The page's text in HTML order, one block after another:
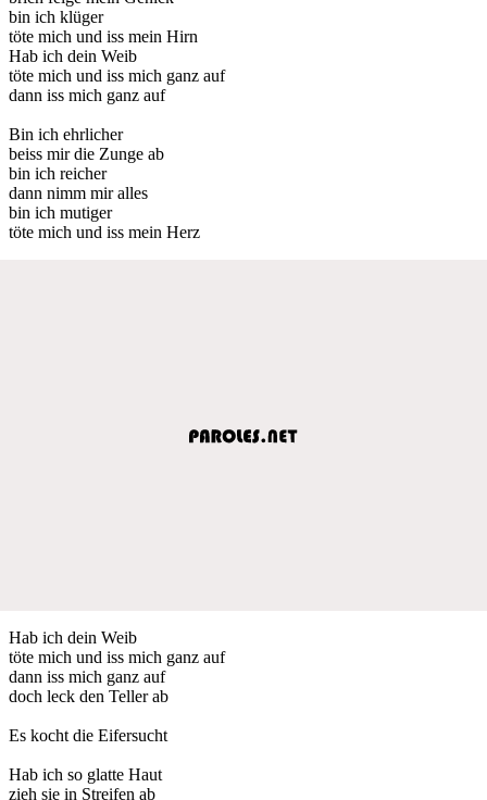
bin ich klüger
töte mich und iss mein Hirn
Hab ich dein Weib
töte mich und iss mich ganz auf
dann iss mich ganz auf
Bin ich ehrlicher
beiss mir die Zunge ab
bin ich reicher
dann nimm mir alles
bin ich mutiger
töte mich und iss mein Herz
Hab ich dein Weib
töte mich und iss mich ganz auf
dann iss mich ganz auf
doch leck den Teller ab
Es kocht die Eifersucht
Hab ich so glatte Haut
zieh sie in Streifen ab